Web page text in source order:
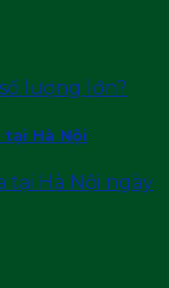
Hà Nội
tại Hà Nội ngày